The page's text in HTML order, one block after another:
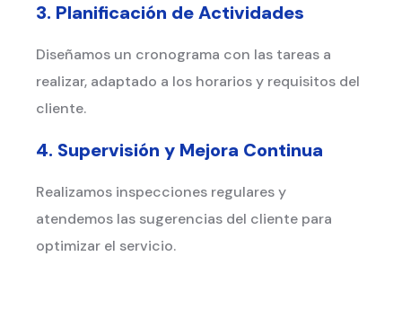
3. Planificación de Actividades
Diseñamos un cronograma con las tareas a
realizar, adaptado a los horarios y requisitos del
cliente.
4. Supervisión y Mejora Continua
Realizamos inspecciones regulares y
atendemos las sugerencias del cliente para
optimizar el servicio.